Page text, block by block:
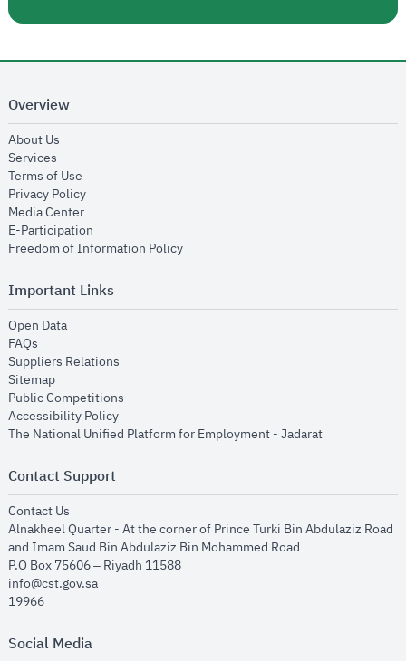
Overview
About Us
Services
Terms of Use
Privacy Policyopens in new window
Media Centeropens in new window
E-Participation
Freedom of Information Policyopens in new window
Important Links
Open Dataopens in new window
FAQs
Suppliers Relations
Sitemapopens in new window
Public Competitions
Accessibility Policyopens in new window
The National Unified Platform for Employment - Jadaratopens in new
Contact Support
Contact Us
Alnakheel Quarter - At the corner of Prince Turki Bin Abdulaziz Road
and Imam Saud Bin Abdulaziz Bin Mohammed Road​
P.O Box 75606 – Riyadh 11588
info@cst.gov.sa
19966
Social Media